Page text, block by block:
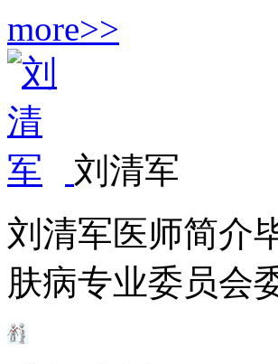
more>>
刘清军
刘清军医师简介
肤病专业委员会